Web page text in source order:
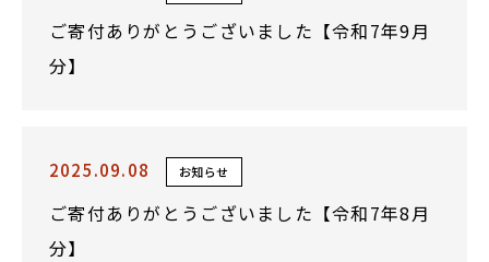
ご寄付ありがとうございました【令和7年9月
分】
2025.09.08 お知らせ
ご寄付ありがとうございました【令和7年8月
分】